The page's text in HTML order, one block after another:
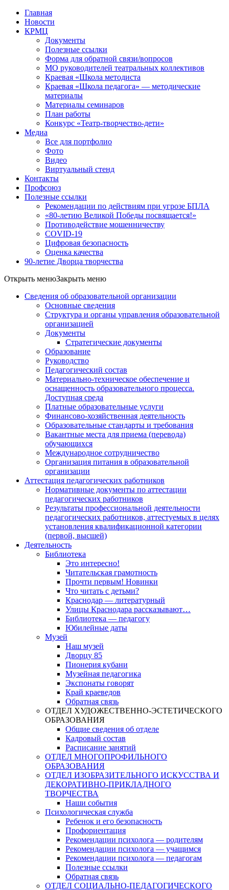
Перейти
контенту
Главная
Новости
КРМЦ
Документы
Полезные ссылки
Форма для обратной связи/вопросов
МО руководителей театральных коллективов
Краевая «Школа методиста
Краевая «Школа педагога» — методические
материалы
Материалы семинаров
План работы
Конкурс «Театр-творчество-дети»
Медиа
Все для портфолио
Фото
Видео
Виртуальный стенд
Контакты
Профсоюз
Полезные ссылки
Рекомендации по действиям при угрозе БПЛА
«80-летию Великой Победы посвящается!»
Противодействие мошенничеству
COVID-19
Цифровая безопасность
Оценка качества
90-летие Дворца творчества
Открыть менюЗакрыть меню
Сведения об образовательной организации
Основные сведения
Структура и органы управления образовательной
организацией
Документы
Стратегические документы
Образование
Руководство
Педагогический состав
Материально-техническое обеспечение и
оснащенность образовательного процесса.
Доступная среда
Платные образовательные услуги
Финансово-хозяйственная деятельность
Образовательные стандарты и требования
Вакантные места для приема (перевода)
обучающихся
Международное сотрудничество
Организация питания в образовательной
организации
Аттестация педагогических работников
Нормативные документы по аттестации
педагогических работников
Результаты профессиональной деятельности
педагогических работников, аттестуемых в целях
установления квалификационной категории
(первой, высшей)
Деятельность
Библиотека
Это интересно!
Читательская грамотность
Прочти первым! Новинки
Что читать с детьми?
Краснодар — литературный
Улицы Краснодара рассказывают…
Библиотека — педагогу
Юбилейные даты
Музей
Наш музей
Дворцу 85
Пионерия кубани
Музейная педагогика
Экспонаты говорят
Край краеведов
Обратная связь
ОТДЕЛ ХУДОЖЕСТВЕННО-ЭСТЕТИЧЕСКОГО
ОБРАЗОВАНИЯ
Общие сведения об отделе
Кадровый состав
Расписание занятий
ОТДЕЛ МНОГОПРОФИЛЬНОГО
ОБРАЗОВАНИЯ
ОТДЕЛ ИЗОБРАЗИТЕЛЬНОГО ИСКУССТВА И
ДЕКОРАТИВНО-ПРИКЛАДНОГО
ТВОРЧЕСТВА
Наши события
Психологическая служба
Ребенок и его безопасность
Профориентация
Рекомендации психолога — родителям
Рекомендации психолога — учащимся
Рекомендации психолога — педагогам
Полезные ссылки
Обратная связь
ОТДЕЛ СОЦИАЛЬНО-ПЕДАГОГИЧЕСКОГО